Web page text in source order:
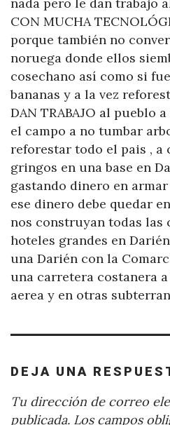
nada pero le dan trabajo
CON MUCHA
porque también no
noruega donde ellos
cosechano así como si
bananas y a la vez
DAN TRABAJO al pueblo
el campo a no tumbar
reforestar todo el pais , a
gringos en una base en
gastando dinero en
ese dinero debe quedar
nos construyan todas las
hoteles grandes en
una Darién con la
una carretera costanera
aerea y en otras
DEJA UNA
Tu dirección de correo
publicada. Los campos